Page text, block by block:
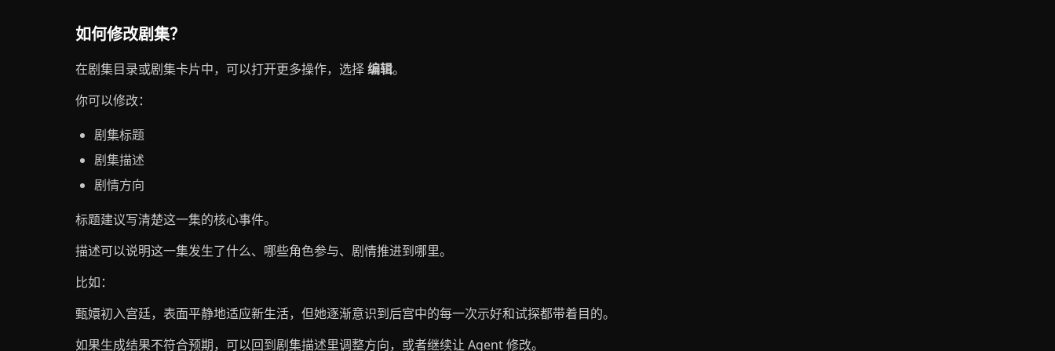
如何修改剧集？
在剧集目录或剧集卡片中，可以打开更多操作，选择编辑。
你可以修改：
剧集标题
剧集描述
剧情方向
标题建议写清楚这一集的核心事件。
描述可以说明这一集发生了什么、哪些角色参与、剧情推进到哪里。
比如：
甄嬛初入宫廷，表面平静地适应新生活，但她逐渐意识到后宫中的每一次示好和试探都带着目的。
如果生成结果不符合预期，可以回到剧集描述里调整方向，或者继续让 Agent 修改。